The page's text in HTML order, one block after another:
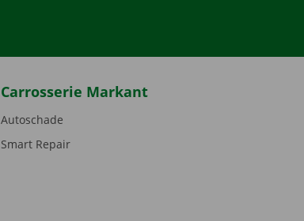
Carrosserie Markant
Autoschade
Smart Repair